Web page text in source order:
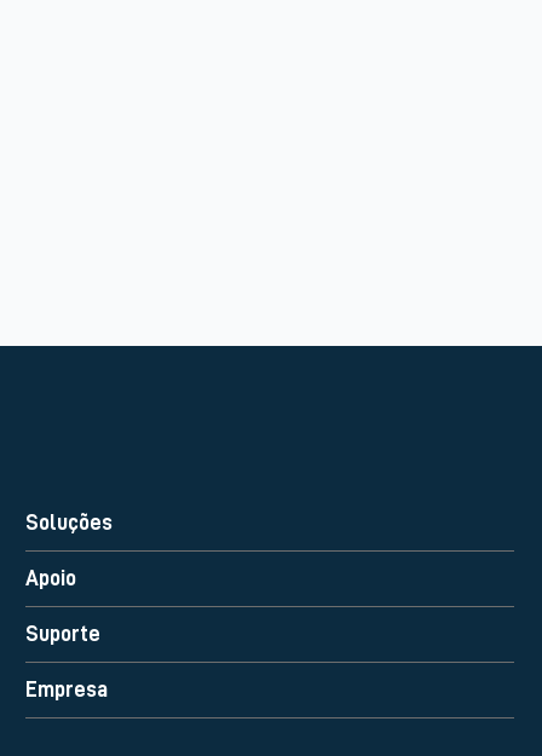
Soluções
Apoio
Suporte
Empresa